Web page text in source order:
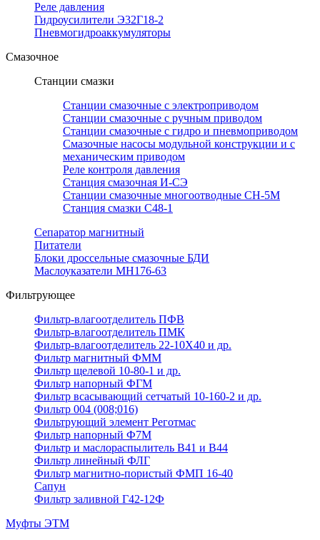
Реле давления
Гидроусилители Э32Г18-2
Пневмогидроаккумуляторы
Смазочное
Станции смазки
Станции смазочные с электроприводом
Станции смазочные с ручным приводом
Станции смазочные с гидро и пневмоприводом
Смазочные насосы модульной конструкции и с
механическим приводом
Реле контроля давления
Станция смазочная И-СЭ
Станции смазочные многоотводные СН-5М
Станция смазки С48-1
Сепаратор магнитный
Питатели
Блоки дроссельные смазочные БДИ
Маслоуказатели МН176-63
Фильтрующее
Фильтр-влагоотделитель ПФВ
Фильтр-влагоотделитель ПМК
Фильтр-влагоотделитель 22-10Х40 и др.
Фильтр магнитный ФММ
Фильтр щелевой 10-80-1 и др.
Фильтр напорный ФГМ
Фильтр всасывающий сетчатый 10-160-2 и др.
Фильтр 004 (008;016)
Фильтрующий элемент Реготмас
Фильтр напорный Ф7М
Фильтр и маслораспылитель В41 и В44
Фильтр линейный ФЛГ
Фильтр магнитно-пористый ФМП 16-40
Сапун
Фильтр заливной Г42-12Ф
Муфты ЭТМ